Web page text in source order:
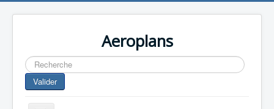
Aeroplans
Rechercher
Valider